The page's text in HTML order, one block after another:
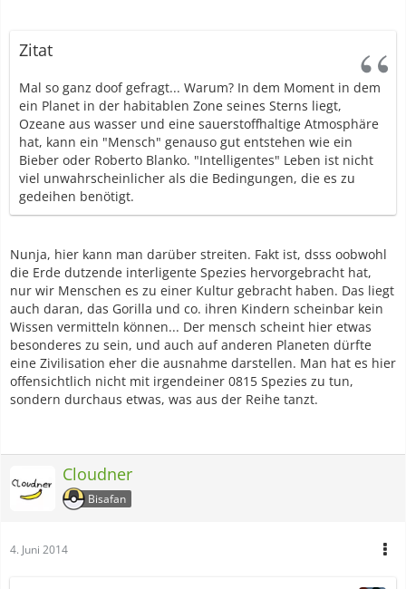
Zitat
Mal so ganz doof gefragt... Warum? In dem Moment in dem
ein Planet in der habitablen Zone seines Sterns liegt,
Ozeane aus wasser und eine sauerstoffhaltige Atmosphäre
hat, kann ein "Mensch" genauso gut entstehen wie ein
Bieber oder Roberto Blanko. "Intelligentes" Leben ist nicht
viel unwahrscheinlicher als die Bedingungen, die es zu
gedeihen benötigt.
Nunja, hier kann man darüber streiten. Fakt ist, dsss oobwohl
die Erde dutzende interligente Spezies hervorgebracht hat,
nur wir Menschen es zu einer Kultur gebracht haben. Das liegt
auch daran, das Gorilla und co. ihren Kindern scheinbar kein
Wissen vermitteln können... Der mensch scheint hier etwas
besonderes zu sein, und auch auf anderen Planeten dürfte
eine Zivilisation eher die ausnahme darstellen. Man hat es hier
offensichtlich nicht mit irgendeiner 0815 Spezies zu tun,
sondern durchaus etwas, was aus der Reihe tanzt.
Cloudner
Bisafan
4. Juni 2014